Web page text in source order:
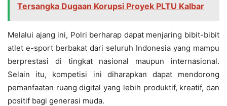
Tersangka Dugaan Korupsi Proyek PLTU Kalbar
Melalui ajang ini, Polri berharap dapat menjaring bibit-bibit
atlet e-sport berbakat dari seluruh Indonesia yang mampu
berprestasi di tingkat nasional maupun internasional.
Selain itu, kompetisi ini diharapkan dapat mendorong
pemanfaatan ruang digital yang lebih produktif, kreatif, dan
positif bagi generasi muda.